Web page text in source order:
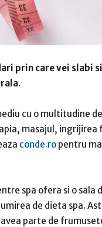
prin care vei slabi
cu o multitudine
masajul, ingrijirea
conde.ro pentru
spa ofera si o
de dieta spa.
parte de